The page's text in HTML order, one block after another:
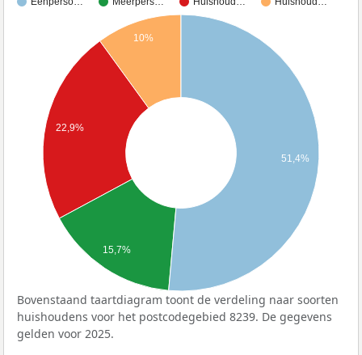
10%
22,9%
15,7%
51,4%
Bovenstaand taartdiagram toont de verdeling naar soorten
huishoudens voor het postcodegebied 8239. De gegevens
gelden voor 2025.